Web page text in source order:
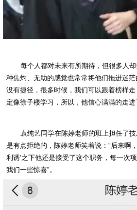
每个人都对未来有所期待，但很多人
种焦灼、无助的感觉也常常将他们拖进迷
没有捷径，很多时候，我们可以跟着榜样
定像徐子楼学习，所以，他信心满满的走
袁纯艺同学在陈婷老师的班上担任了
是有点拒绝的，陈婷老师笑着说：“后来啊
利诱’之下他还是接受了这个职务，每一次
我们一些惊喜”。